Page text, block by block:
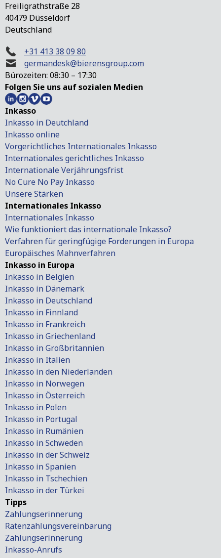
Freiligrathstraße 28
40479 Düsseldorf
Deutschland
+31 413 38 09 80
germandesk@bierensgroup.com
Bürozeiten: 08:30 – 17:30
Folgen Sie uns auf sozialen Medien
Inkasso
Inkasso in Deutchland
Inkasso online
Vorgerichtliches Internationales Inkasso
Internationales gerichtliches Inkasso
Internationale Verjährungsfrist
No Cure No Pay Inkasso
Unsere Stärken
Internationales Inkasso
Internationales Inkasso
Wie funktioniert das internationale Inkasso?
Verfahren für geringfügige Forderungen in Europa
Europäisches Mahnverfahren
Inkasso in Europa
Inkasso in Belgien
Inkasso in Dänemark
Inkasso in Deutschland
Inkasso in Finnland
Inkasso in Frankreich
Inkasso in Griechenland
Inkasso in Großbritannien
Inkasso in Italien
Inkasso in den Niederlanden
Inkasso in Norwegen
Inkasso in Österreich
Inkasso in Polen
Inkasso in Portugal
Inkasso in Rumänien
Inkasso in Schweden
Inkasso in der Schweiz
Inkasso in Spanien
Inkasso in Tschechien
Inkasso in der Türkei
Tipps
Zahlungserinnerung
Ratenzahlungsvereinbarung
Zahlungserinnerung
Inkasso-Anrufs